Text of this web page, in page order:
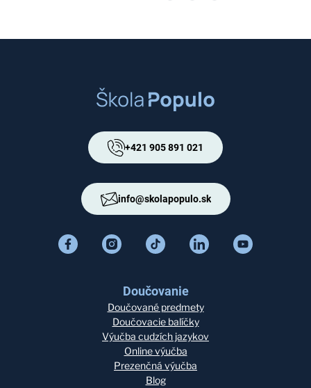
+421 905 891 021
info@skolapopulo.sk
Doučovanie
Doučované predmety
Doučovacie balíčky
Výučba cudzích jazykov
Online výučba
Prezenčná výučba
Blog